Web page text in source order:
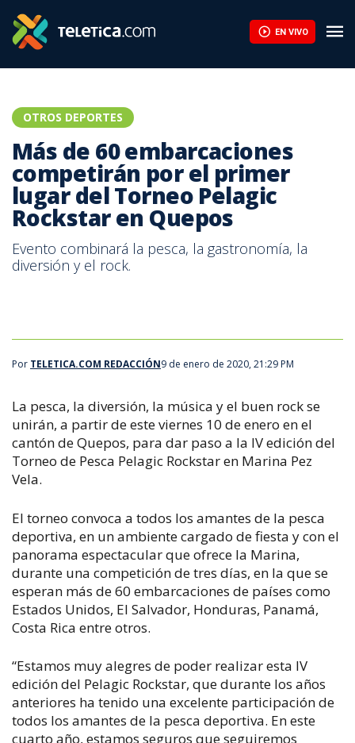
EN VIVO
OTROS DEPORTES
Más de 60 embarcaciones
competirán por el primer
lugar del Torneo Pelagic
Rockstar en Quepos
Evento combinará la pesca, la gastronomía, la
diversión y el rock.
Por TELETICA.COM REDACCIÓN9 de enero de 2020, 21:29 PM
La pesca, la diversión, la música y el buen rock se
unirán, a partir de este viernes 10 de enero en el
cantón de Quepos, para dar paso a la IV edición del
Torneo de Pesca Pelagic Rockstar en Marina Pez
Vela.
El torneo convoca a todos los amantes de la pesca
deportiva, en un ambiente cargado de fiesta y con el
panorama espectacular que ofrece la Marina,
durante una competición de tres días, en la que se
esperan más de 60 embarcaciones de países como
Estados Unidos, El Salvador, Honduras, Panamá,
Costa Rica entre otros.
“Estamos muy alegres de poder realizar esta IV
edición del Pelagic Rockstar, que durante los años
anteriores ha tenido una excelente participación de
todos los amantes de la pesca deportiva. En este
cuarto año, estamos seguros que seguiremos